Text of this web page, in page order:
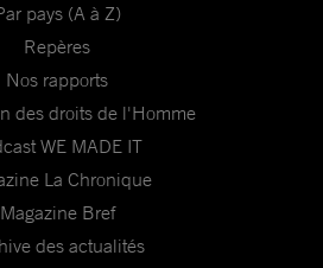
pays (A à Z)
Repères
Nos rapports
des droits de l'Homme
WE MADE IT
La Chronique
Magazine Bref
des actualités